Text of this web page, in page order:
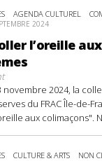
AGENDA CULTUREL
2024
l’oreille
novembre 2024, la
du FRAC Île-de-
aux colimaçons".
CULTURE & ARTS NON